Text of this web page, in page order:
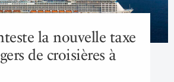
la nouvelle taxe
de croisières à